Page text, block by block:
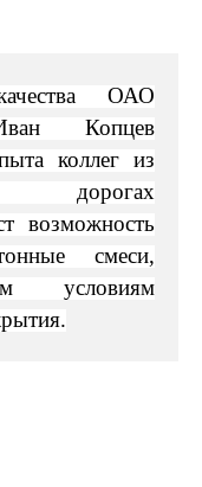
ОАО
Иван Копцев
коллег из
дорогах
возможность
смеси,
условиям